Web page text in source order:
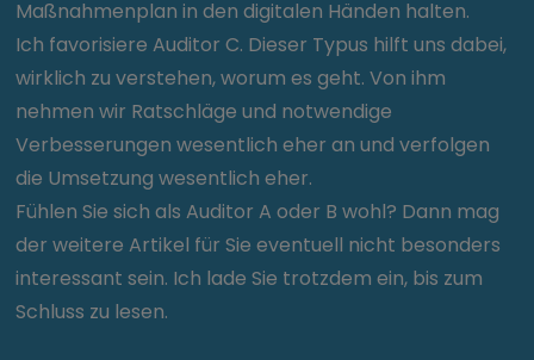
Maßnahmenplan in den digitalen Händen halten.
Ich favorisiere Auditor C. Dieser Typus hilft uns dabei,
wirklich zu verstehen, worum es geht. Von ihm
nehmen wir Ratschläge und notwendige
Verbesserungen wesentlich eher an und verfolgen
die Umsetzung wesentlich eher.
Fühlen Sie sich als Auditor A oder B wohl? Dann mag
der weitere Artikel für Sie eventuell nicht besonders
interessant sein. Ich lade Sie trotzdem ein, bis zum
Schluss zu lesen.